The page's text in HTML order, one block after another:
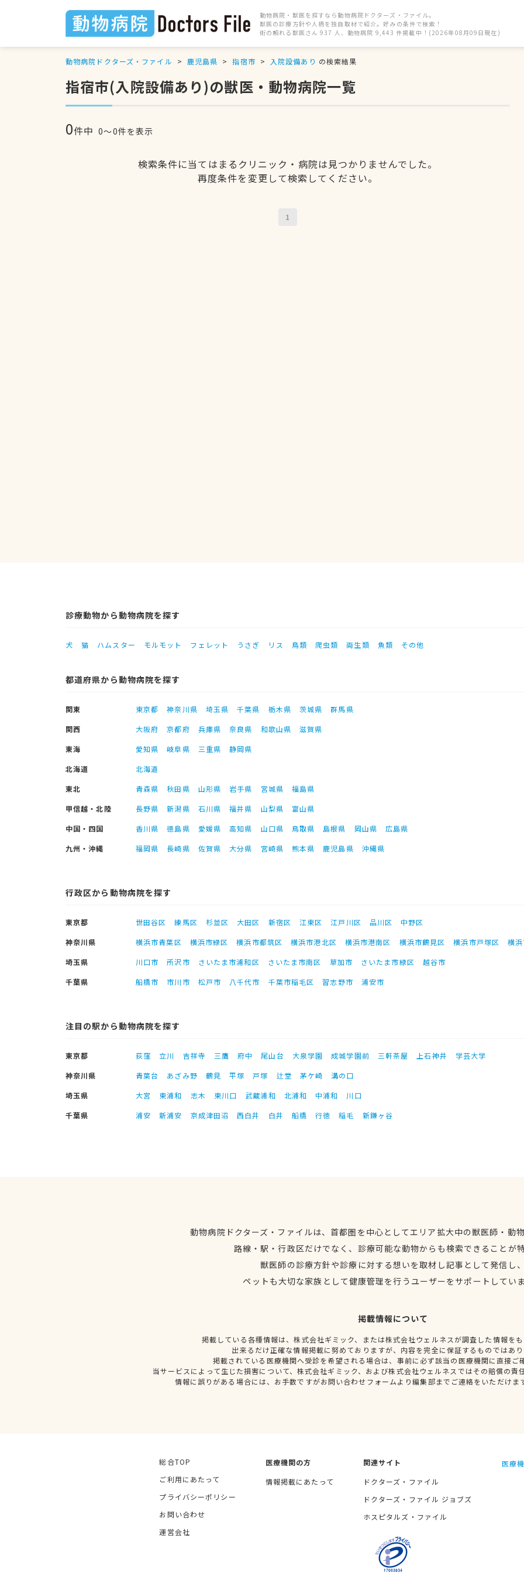
動物病院・獣医を探すなら動物病院ドクターズ・ファイル。
獣医の診療方針や人柄を独自取材で紹介。好みの条件で検索！
街の頼れる獣医さん 937 人、動物病院 9,443 件掲載中！(2026年08月09日現在)
動物病院ドクターズ・ファイル 鹿児島県 指宿市 入院設備あり の検索結果
指宿市(入院設備あり)の獣医・動物病院一覧
0件中 0〜0件を表示
検索条件に当てはまるクリニック・病院は見つかりませんでした。
再度条件を変更して検索してください。
1
診療動物から動物病院を探す
犬 猫 ハムスター モルモット フェレット うさぎ リス 鳥類 爬虫類 両生類 魚類 その他
都道府県から動物病院を探す
関東 東京都 神奈川県 埼玉県 千葉県 栃木県 茨城県
群馬県
関西
大阪府 京都府 兵庫県 奈良県 和歌山県
滋賀県
東海
愛知県 岐阜県 三重県
静岡県
北海道
北海道
東北
青森県 秋田県 山形県 岩手県 宮城県
福島県
甲信越・北陸
長野県 新潟県 石川県 福井県 山梨県
富山県
中国・四国
香川県 徳島県 愛媛県 高知県 山口県 鳥取県 島根県 岡山県
広島県
九州・沖縄
福岡県 長崎県 佐賀県 大分県 宮崎県 熊本県 鹿児島県 沖縄県
行政区から動物病院を探す
東京都 世田谷区 練馬区 杉並区 大田区 新宿区 江東区 江戸川区 品川区
中野区
神奈川県
横浜市青葉区 横浜市緑区 横浜市都筑区 横浜市港北区 横浜市港南区 横浜市鶴見区 横浜市戸塚区
横
埼玉県
川口市 所沢市 さいたま市浦和区 さいたま市南区 草加市 さいたま市緑区
越谷市
千葉県
船橋市 市川市 松戸市 八千代市 千葉市稲毛区 習志野市 浦安市
注目の駅から動物病院を探す
東京都 荻窪 立川 吉祥寺 三鷹 府中 尾山台 大泉学園 成城学園前 三軒茶屋 上石神井
学芸大学
神奈川県
青葉台 あざみ野 鶴見 平塚 戸塚 辻堂 茅ケ崎
溝の口
埼玉県
大宮 東浦和 志木 東川口 武蔵浦和 北浦和 中浦和
川口
千葉県
浦安 新浦安 京成津田沼 西白井 白井 船橋 行徳 稲毛 新鎌ヶ谷
動物病院ドクターズ・ファイルは、首都圏を中心としてエリア拡大中の獣医師・動
路線・駅・行政区だけでなく、診療可能な動物からも検索できることが
獣医師の診療方針や診療に対する想いを取材し記事として発信し
ペットも大切な家族として健康管理を行うユーザーをサポートしてい
掲載情報について
掲載している各種情報は、株式会社ギミック、または株式会社ウェルネスが調査した情報を
出来るだけ正確な情報掲載に努めておりますが、内容を完全に保証するものではあ
掲載されている医療機関へ受診を希望される場合は、事前に必ず該当の医療機関に直接ご
当サービスによって生じた損害について、株式会社ギミック、および株式会社ウェルネスではその賠償の責
情報に誤りがある場合には、お手数ですがお問い合わせフォームより編集部までご連絡をいただけま
総合TOP
ご利用にあたって
プライバシーポリシー
お問い合わせ
運営会社
医療機関の方
情報掲載にあたって
関連サイト
ドクターズ・ファイル
ドクターズ・ファイル ジョブズ
ホスピタルズ・ファイル
医療